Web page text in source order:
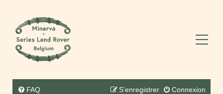
FAQ Connexion
S’enregistrer